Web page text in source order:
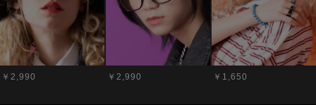
￥2,990 ￥2,990 ￥1,650